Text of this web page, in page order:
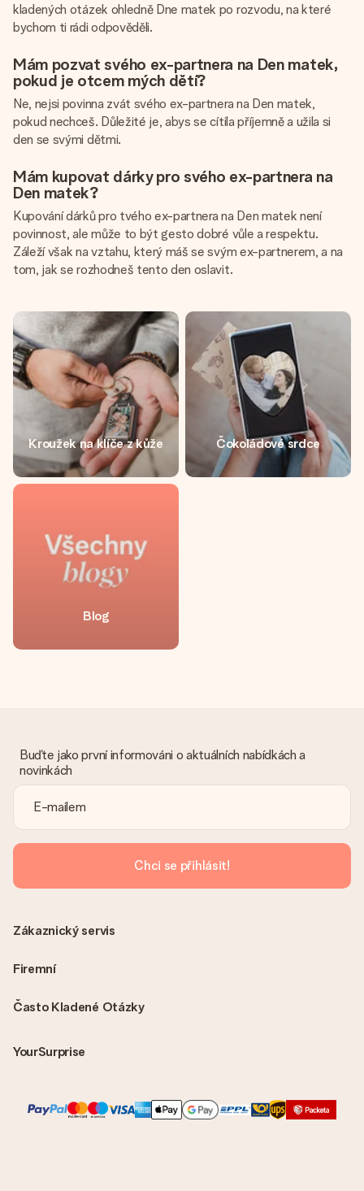
kladených otázek ohledně Dne matek po rozvodu, na které
bychom ti rádi odpověděli.
Mám pozvat svého ex-partnera na Den matek,
pokud je otcem mých dětí?
Ne, nejsi povinna zvát svého ex-partnera na Den matek,
pokud nechceš. Důležité je, abys se cítila příjemně a užila si
den se svými dětmi.
Mám kupovat dárky pro svého ex-partnera na
Den matek?
Kupování dárků pro tvého ex-partnera na Den matek není
povinnost, ale může to být gesto dobré vůle a respektu.
Záleží však na vztahu, který máš se svým ex-partnerem, a na
tom, jak se rozhodneš tento den oslavit.
Kroužek na klíče z kůže Čokoládové srdce
Blog
Buďte jako první informováni o aktuálních nabídkách a
novinkách
Chci se přihlásit!
Často Kladené Otázky
YourSurprise
Zákaznický servis
Firemní